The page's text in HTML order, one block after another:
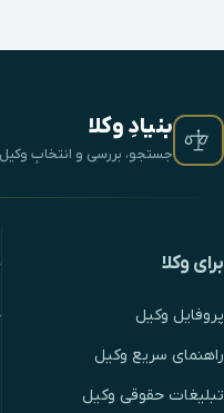
بنیادِ وکلا
جستجو، بررسی و انتخابِ وکیل
برای وکلا
پروفایل وکیل
راهنمای سریع وکیل
تبلیغات حقوقی وکیل